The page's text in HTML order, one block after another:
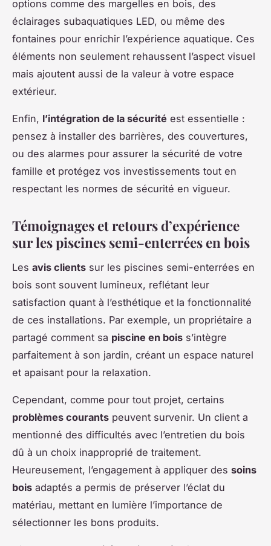
options comme des margelles en bois, des
éclairages subaquatiques LED, ou même des
fontaines pour enrichir l’expérience aquatique. Ces
éléments non seulement rehaussent l’aspect visuel
mais ajoutent aussi de la valeur à votre espace
extérieur.
Enfin, l’intégration de la sécurité est essentielle :
pensez à installer des barrières, des couvertures,
ou des alarmes pour assurer la sécurité de votre
famille et protégez vos investissements tout en
respectant les normes de sécurité en vigueur.
Témoignages et retours d’expérience
sur les piscines semi-enterrées en bois
Les avis clients sur les piscines semi-enterrées en
bois sont souvent lumineux, reflétant leur
satisfaction quant à l’esthétique et la fonctionnalité
de ces installations. Par exemple, un propriétaire a
partagé comment sa piscine en bois s’intègre
parfaitement à son jardin, créant un espace naturel
et apaisant pour la relaxation.
Cependant, comme pour tout projet, certains
problèmes courants peuvent survenir. Un client a
mentionné des difficultés avec l’entretien du bois
dû à un choix inapproprié de traitement.
Heureusement, l’engagement à appliquer des soins
bois adaptés a permis de préserver l’éclat du
matériau, mettant en lumière l’importance de
sélectionner les bons produits.